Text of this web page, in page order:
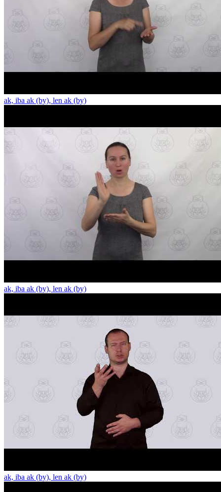
ak, iba ak (by), len ak (by)
ak, iba ak (by), len ak (by)
ak, iba ak (by), len ak (by)